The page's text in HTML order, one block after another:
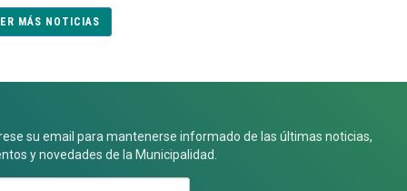
el esfuerzo de nuestras entidades es defender
identidad!
MÁS NOTICIAS
su email para mantenerse informado de las últimas noticias,
y novedades de la Municipalidad.